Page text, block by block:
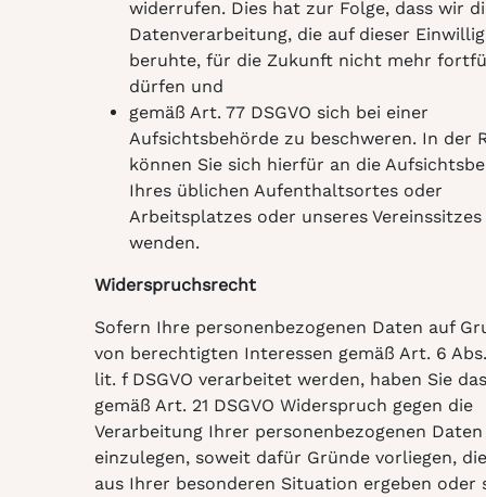
widerrufen. Dies hat zur Folge, dass wir
Datenverarbeitung, die auf dieser
beruhte, für die Zukunft nicht mehr
dürfen und
gemäß Art. 77 DSGVO sich bei einer
Aufsichtsbehörde zu beschweren. In der
können Sie sich hierfür an die
Ihres üblichen Aufenthaltsortes oder
Arbeitsplatzes oder unseres Vereinssitzes
wenden.
Widerspruchsrecht
Sofern Ihre personenbezogenen Daten auf
von berechtigten Interessen gemäß Art. 6 Abs.
lit. f DSGVO verarbeitet werden, haben Sie
gemäß Art. 21 DSGVO Widerspruch gegen die
Verarbeitung Ihrer personenbezogenen Daten
einzulegen, soweit dafür Gründe vorliegen,
aus Ihrer besonderen Situation ergeben oder